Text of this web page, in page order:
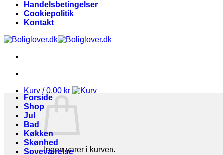
Handelsbetingelser
Cookiepolitik
Kontakt
Kurv /0,00 kr
Ingen varer i kurven.
Forside
Shop
Jul
Bad
Køkken
Skønhed
Soveværelse